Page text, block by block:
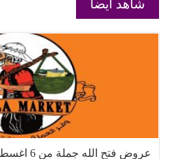
شاهد ايضا
عروض فتح الله جملة من 6 اغسطس حتى 8 اغسطس 2026